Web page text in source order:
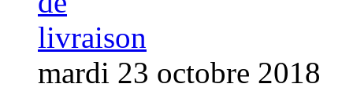
mardi 23 octobre 2018